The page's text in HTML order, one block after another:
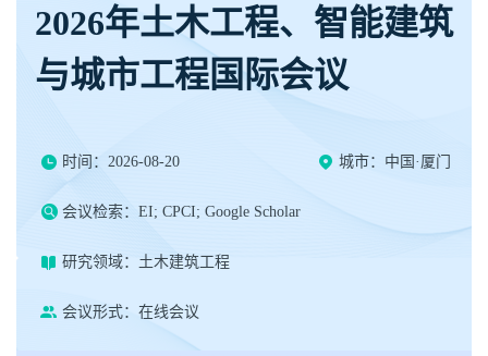
2026年土木工程、智能建筑
与城市工程国际会议
时间：2026-08-20 城市：中国·厦门
会议检索：EI; CPCI; Google Scholar
研究领域：土木建筑工程
会议形式：在线会议